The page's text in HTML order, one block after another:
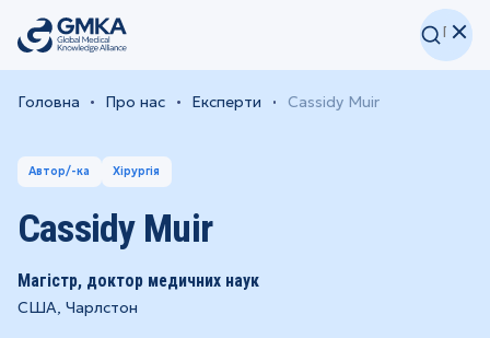
Головна Про нас Експерти Cassidy Muir
Автор/-ка Хірургія
Cassidy Muir
Магістр, доктор медичних наук
США, Чарлстон